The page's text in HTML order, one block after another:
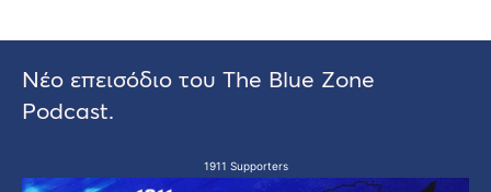
Νέο επεισόδιο του The Blue Zone
Podcast.
1911 Supporters